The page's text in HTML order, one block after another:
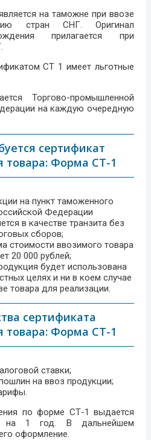
на таможне при ввозе
стран СНГ. Оригинал
прилагается при
СТ 1 имеет льготные
Торгово-промышленной
на каждую очередную
сертификат
товара: Форма СТ-1​
на пункт таможенного
Федерации
в качестве транзита без
сборов;
стоимости ввозимого товара
20 000 рублей;
будет использована
целях и ни в коем случае
товара для реализации.
сертификата
товара: Форма СТ-1
ставки;
на ввоз продукции;
по форме СТ-1 выдается
на 1 год. В дальнейшем
оформление.